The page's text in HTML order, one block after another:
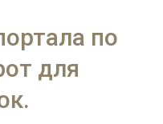
по
для